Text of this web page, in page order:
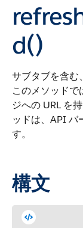
d()
サブタブを含む
このメソッド
ジへの URL を
ッドは、API バ
す。
構文